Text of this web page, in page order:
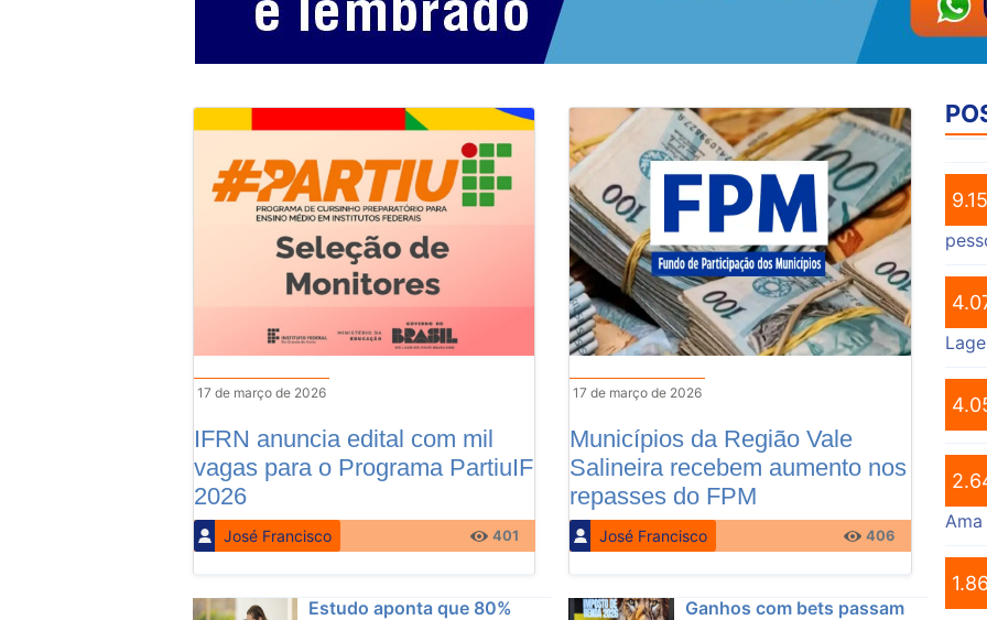
17 de março de 2026
IFRN anuncia edital com mil
vagas para o Programa PartiuIF
2026
José Francisco 401
17 de março de 2026
Municípios da Região Vale
Salineira recebem aumento nos
repasses do FPM
José Francisco 406
Estudo aponta que 80%
Ganhos com bets passam
Ama